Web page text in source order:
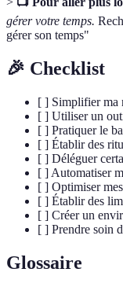
gérer votre temps.
gérer son temps"
🎉 Checklist
[ ] Simplifier ma
[ ] Utiliser un
[ ] Pratiquer le
[ ] Établir des
[ ] Déléguer
[ ] Automatiser
[ ] Optimiser
[ ] Établir des
[ ] Créer un
[ ] Prendre soin
Glossaire